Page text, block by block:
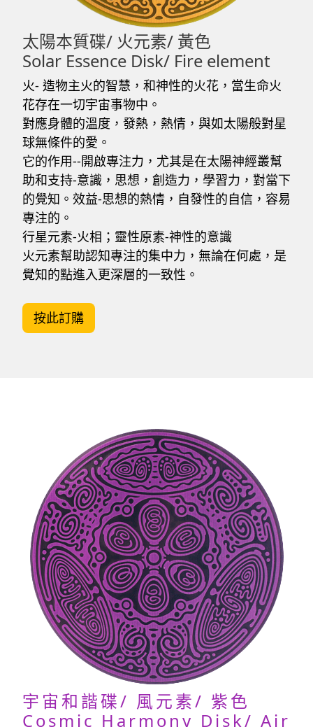
太陽本質碟/ 火元素/ 黃色
Solar Essence Disk/ Fire element
火- 造物主火的智慧，和神性的火花，當生命火
花存在一切宇宙事物中。
對應身體的溫度，發熱，熱情，與如太陽般對星
球無條件的愛。
它的作用--開啟專注力，尤其是在太陽神經叢幫
助和支持-意識，思想，創造力，學習力，對當下
的覺知。效益-思想的熱情，自發性的自信，容易
專注的。
行星元素-火相；靈性原素-神性的意識
火元素幫助認知專注的集中力，無論在何處，是
覺知的點進入更深層的一致性。
按此訂購
宇宙和諧碟/ 風元素/ 紫色
Cosmic Harmony Disk/ Air